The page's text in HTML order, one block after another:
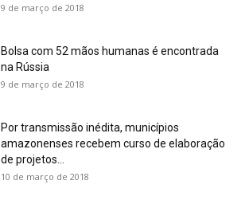
9 de março de 2018
Bolsa com 52 mãos humanas é encontrada
na Rússia
9 de março de 2018
Por transmissão inédita, municípios
amazonenses recebem curso de elaboração
de projetos...
10 de março de 2018